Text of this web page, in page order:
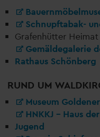
Schnupftabak-
Grafenhütter Heimat
Gemäldegalerie
Rathaus Schönberg
RUND UM
Museum
HNKKJ – Haus
Jugend